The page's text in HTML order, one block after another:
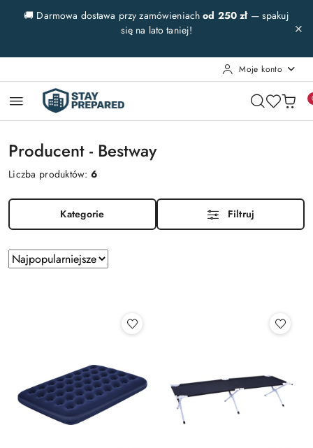
Przejdź do treści głównej
Przejdź do wyszukiwarki
Przejdź do moje konto
Przejdź do menu głównego
Przejdź do stopki
🚚 Darmowa dostawa przy zamówieniachod 250 zł— spakuj
się na lato taniej!
Moje konto
Producent - Bestway
Liczba produktów:6
Kategorie Filtruj
Zastosowano
sortowanie:
Sortuj
według